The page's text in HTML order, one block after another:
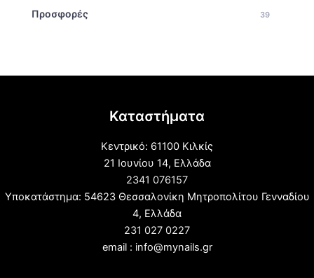
Προσφορές 39
Καταστήματα
Κεντρικό: 61100 Κιλκίς
21 Ιουνίου 14, Ελλάδα
2341 076157
Υποκατάστημα: 54623 Θεσσαλονίκη Μητροπολίτου Γενναδίου
4, Ελλάδα
231 027 0227
email : info@mynails.gr